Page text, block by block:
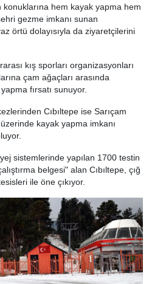
hem kayak yapma hem
gezme imkanı sunan
örtü dolayısıyla da ziyaretçilerini
kış sporları organizasyonları
çam ağaçları arasında
fırsatı sunuyor.
Cıbıltepe ise Sarıçam
kayak yapma imkanı
sistemlerinde yapılan 1700 testin
belgesi" alan Cıbıltepe, çığ
ile öne çıkıyor.